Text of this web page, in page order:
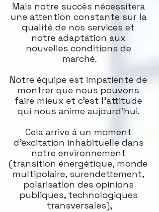
Mais notre succès nécessitera
une attention constante sur la
qualité de nos services et
notre adaptation aux
nouvelles conditions de
marché.
Notre équipe est impatiente de
montrer que nous pouvons
faire mieux et c'est l'attitude
qui nous anime aujourd'hui.
Cela arrive à un moment
d'excitation inhabituelle dans
notre environnement
(transition énergétique, monde
multipolaire, surendettement,
polarisation des opinions
publiques, technologiques
transversales),